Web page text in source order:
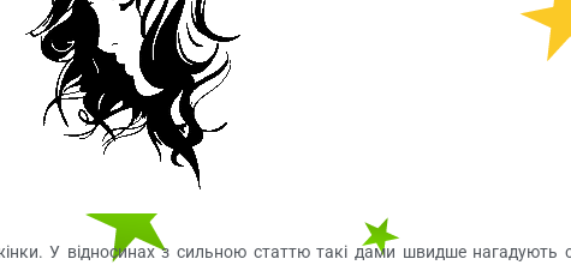
У відносинах з сильною статтю такі дами швидше нагадують